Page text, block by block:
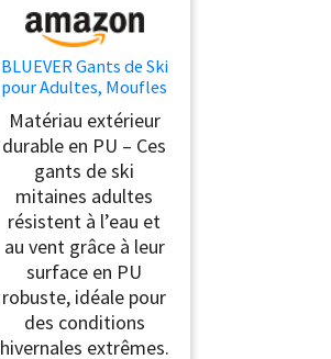
BLUEVER Gants de Ski
pour Adultes, Moufles
Imperméables et
Chauffantes Homme
Femme, Gants d'hiver
Anti-Vent pour Neige
avec Écran Tactile
Matériau extérieur
durable en PU – Ces
gants de ski
mitaines adultes
résistent à l’eau et
au vent grâce à leur
surface en PU
robuste, idéale pour
des conditions
hivernales extrêmes.